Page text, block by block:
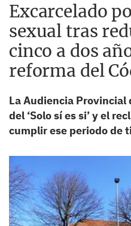
Excarcelado
sexual tras
cinco a dos
reforma del
La Audiencia Provincial
del ‘Solo sí es si’ y el
cumplir ese periodo de